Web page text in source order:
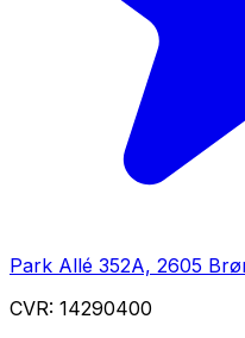
Park Allé 352A, 2605
CVR: 14290400